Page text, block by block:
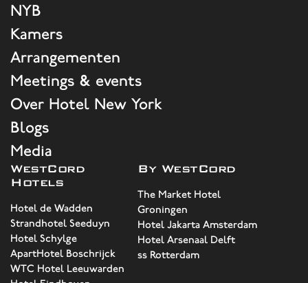
NYB
Kamers
Arrangementen
Meetings & events
Over Hotel New York
Blogs
Media
WestCord
Hotels
Hotel de Wadden
Strandhotel Seeduyn
Hotel Schylge
ApartHotel Boschrijck
WTC Hotel Leeuwarden
By WestCord
The Market Hotel
Groningen
Hotel Jakarta Amsterdam
Hotel Arsenaal Delft
ss Rotterdam